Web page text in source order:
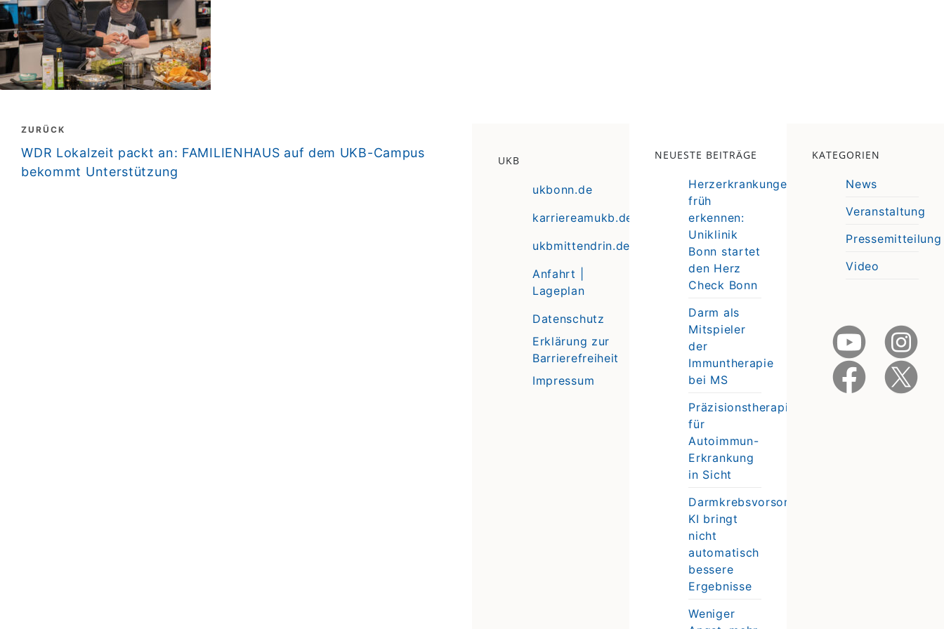
Beitragsnavigation
ZURÜCK
zurück
WDR Lokalzeit packt an: FAMILIENHAUS auf dem UKB-Campus
bekommt Unterstützung
UKB
ukbonn.de
karriereamukb.de
ukbmittendrin.de
Anfahrt |
Lageplan
Datenschutz
Erklärung zur
Barrierefreiheit
Impressum
NEUESTE BEITRÄGE
Herzerkrankungen
früh
erkennen:
Uniklinik
Bonn startet
den Herz
Check Bonn
Darm als
Mitspieler
der
Immuntherapie
bei MS
Präzisionstherapie
für
Autoimmun-
Erkrankung
in Sicht
Darmkrebsvorsorge:
KI bringt
nicht
automatisch
bessere
Ergebnisse
Weniger
KATEGORIEN
News
Veranstaltung
Pressemitteilung
Video